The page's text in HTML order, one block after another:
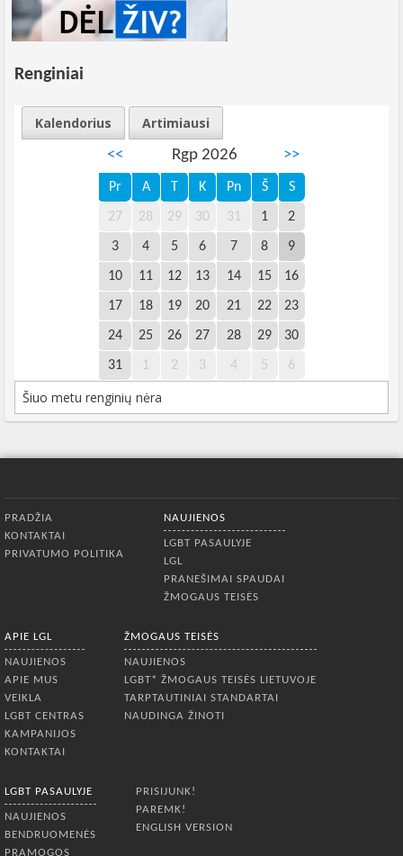
Renginiai
Kalendorius
Artimiausi
<<
Rgp 2026 >>
Pr A T K Pn Š S
27 28 29 30 31 1 2
3 4 5 6 7 8 9
10 11 12 13 14 15 16
17 18 19 20 21 22 23
24 25 26 27 28 29 30
31 1 2 3 4 5 6
Šiuo metu renginių nėra
PRADŽIA
KONTAKTAI
PRIVATUMO POLITIKA
NAUJIENOS
LGBT PASAULYJE
LGL
PRANEŠIMAI SPAUDAI
ŽMOGAUS TEISĖS
APIE LGL
NAUJIENOS
APIE MUS
VEIKLA
LGBT CENTRAS
KAMPANIJOS
KONTAKTAI
ŽMOGAUS TEISĖS
NAUJIENOS
LGBT* ŽMOGAUS TEISĖS LIETUVOJE
TARPTAUTINIAI STANDARTAI
NAUDINGA ŽINOTI
LGBT PASAULYJE
NAUJIENOS
BENDRUOMENĖS
PRAMOGOS
PRISIJUNK!
PAREMK!
ENGLISH VERSION